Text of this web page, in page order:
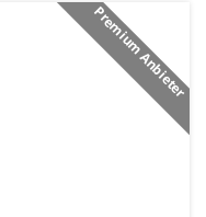
Premium Anbieter